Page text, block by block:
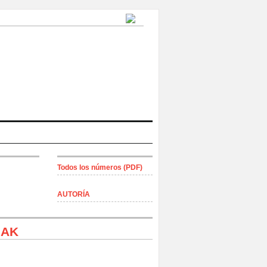
Todos los números (PDF)
AUTORÍA